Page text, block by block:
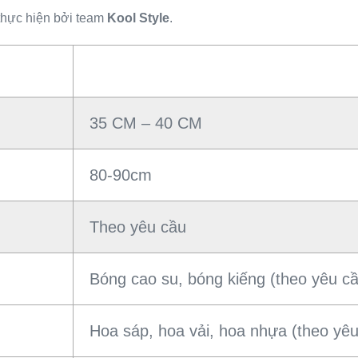
hiện bởi team Kool Style.
35 CM – 40 CM
80-90cm
Theo yêu cầu
Bóng cao su, bóng kiếng (theo yêu
Hoa sáp, hoa vải, hoa nhựa (theo